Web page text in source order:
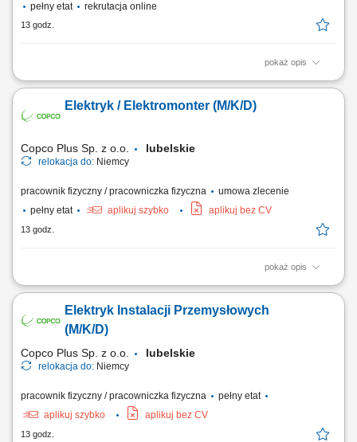
pełny etat
rekrutacja online
13 godz.
pokaż opis
praca mobilna na terenie całego kraju Zakres obowiązków: Prace
Elektryk / Elektromonter (M/K/D)
Copco Plus Sp. z o.o. lubelskie
relokacja do: Niemcy
pracownik fizyczny / pracowniczka fizyczna
umowa zlecenie
pełny etat
aplikuj szybko aplikuj bez CV
13 godz.
pokaż opis
Obowiązki: Montaż instalacji elektrycznych w obiektach przemysłowych
elektryczne; Wymagania: Wykształcenie elektryczne lub w trakcie nauki;
Doświadczenie zawodowe na podobnym stanowisku; Uprawnienia
Elektryk Instalacji Przemysłowych
(M/K/D)
Copco Plus Sp. z o.o. lubelskie
relokacja do: Niemcy
pracownik fizyczny / pracowniczka fizyczna
pełny etat
aplikuj szybko
aplikuj bez CV
13 godz.